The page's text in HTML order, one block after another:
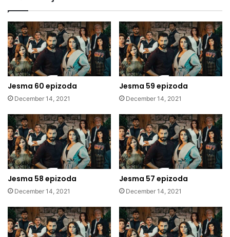
Jesma 60 epizoda
December 14, 2021
Jesma 59 epizoda
December 14, 2021
Jesma 58 epizoda
December 14, 2021
Jesma 57 epizoda
December 14, 2021